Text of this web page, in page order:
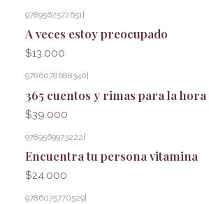
9789562572651
A veces estoy preocupado
$13.000
9786078688340
365 cuentos y rimas para la
$39.000
9789569973222|
Encuentra tu persona vitamina
$24.000
9786075770529